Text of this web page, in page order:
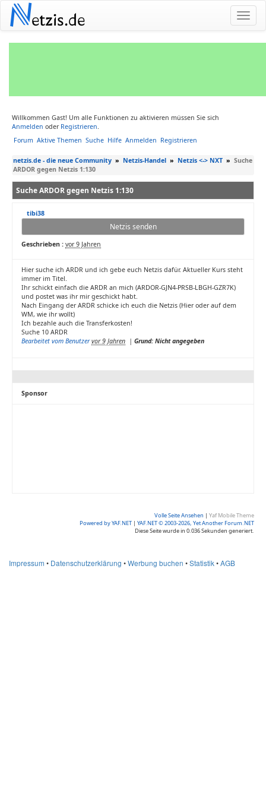
Netzis.de
Willkommen Gast! Um alle Funktionen zu aktivieren müssen Sie sich
Anmelden oder Registrieren.
Forum Aktive Themen Suche Hilfe Anmelden Registrieren
netzis.de - die neue Community » Netzis-Handel » Netzis <-> NXT » Suche
ARDOR gegen Netzis 1:130
Suche ARDOR gegen Netzis 1:130
tibi38
Netzis senden
Geschrieben : vor 9 Jahren
Hier suche ich ARDR und ich gebe euch Netzis dafür. Aktueller Kurs steht
immer im Titel.
Ihr schickt einfach die ARDR an mich (ARDOR-GJN4-PRSB-LBGH-GZR7K)
und postet was ihr mir geschickt habt.
Nach Eingang der ARDR schicke ich euch die Netzis (Hier oder auf dem
WM, wie ihr wollt)
Ich bezahle auch die Transferkosten!
Suche 10 ARDR
Bearbeitet vom Benutzer vor 9 Jahren | Grund: Nicht angegeben
Sponsor
Volle Seite Ansehen | Yaf Mobile Theme
Powered by YAF.NET | YAF.NET © 2003-2026, Yet Another Forum.NET
Diese Seite wurde in 0.036 Sekunden generiert.
Impressum • Datenschutzerklärung •Werbung buchen •Statistik•AGB